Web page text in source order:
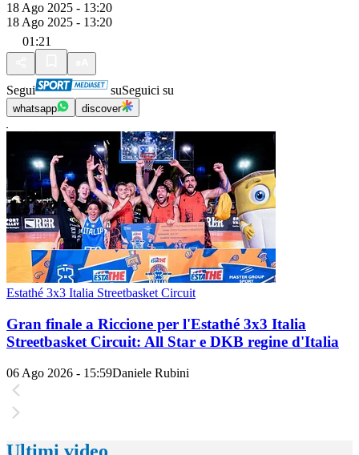
18 Ago 2025 - 13:20
18 Ago 2025 - 13:20
01:21
Segui suSeguici su
whatsapp discover
Estathé 3x3 Italia Streetbasket Circuit
Gran finale a Riccione per l'Estathé 3x3 Italia
Streetbasket Circuit: All Star e DKB regine d'Italia
06 Ago 2026 - 15:59Daniele Rubini